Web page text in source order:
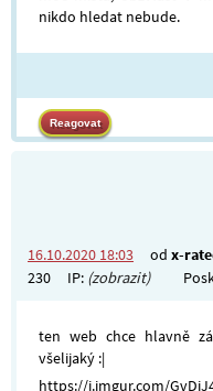
nikdo hledat nebude.
16.10.2020 18:03 od x-
230
IP: (zobrazit)
ten web chce hlavně
všelijaký :|
https://i.imgur.com/